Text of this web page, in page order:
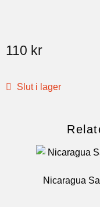
110 kr
Slut i lager
Nicaragua